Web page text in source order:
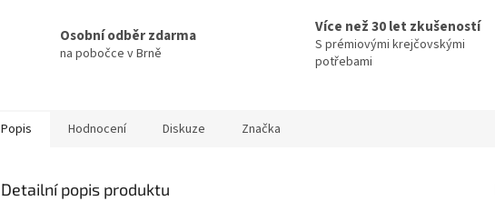
Osobní odběr zdarma
na pobočce v Brně
Více než 30 let zkušeností
S prémiovými krejčovskými
potřebami
Popis Hodnocení Diskuze Značka
Detailní popis produktu